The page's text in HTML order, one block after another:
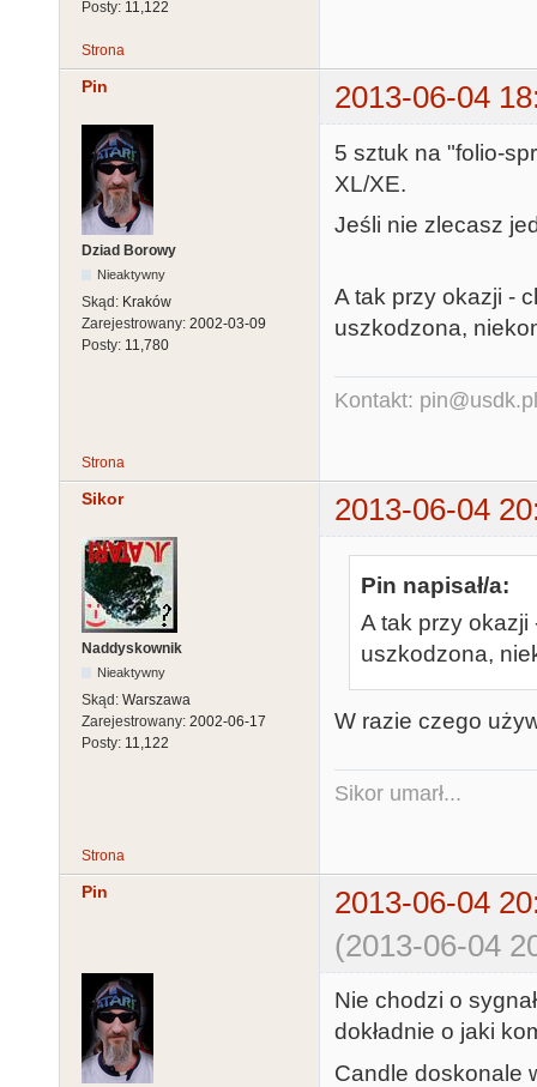
Posty: 11,122
Strona
Pin 2013-06-04
Dziad Borowy
Nieaktywny
Skąd: Kraków
Zarejestrowany: 2002-03-09
Posty: 11,780
5 sztuk na "folio-
XL/XE.
Jeśli nie zlecasz
A tak przy okazji -
uszkodzona,
Kontakt: pin@usdk.pl
Strona
Sikor 2013-06-04
Naddyskownik
Nieaktywny
Skąd: Warszawa
Zarejestrowany: 2002-06-17
Posty: 11,122
Pin napisał/a:
A tak przy okazji
uszkodzona,
W razie czego
Sikor umarł...
Strona
Pin
2013-06-04
(2013-06-04
Nie chodzi o
dokładnie o jaki
Candle doskonale